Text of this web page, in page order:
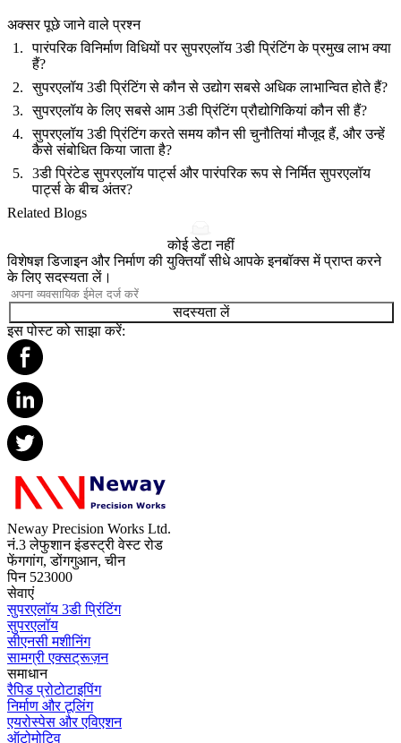
अक्सर पूछे जाने वाले प्रश्न
पारंपरिक विनिर्माण विधियों पर सुपरएलॉय 3डी प्रिंटिंग के प्रमुख लाभ क्या
हैं?
सुपरएलॉय 3डी प्रिंटिंग से कौन से उद्योग सबसे अधिक लाभान्वित होते हैं?
सुपरएलॉय के लिए सबसे आम 3डी प्रिंटिंग प्रौद्योगिकियां कौन सी हैं?
सुपरएलॉय 3डी प्रिंटिंग करते समय कौन सी चुनौतियां मौजूद हैं, और उन्हें
कैसे संबोधित किया जाता है?
3डी प्रिंटेड सुपरएलॉय पार्ट्स और पारंपरिक रूप से निर्मित सुपरएलॉय
पार्ट्स के बीच अंतर?
Related Blogs
कोई डेटा नहीं
विशेषज्ञ डिजाइन और निर्माण की युक्तियाँ सीधे आपके इनबॉक्स में प्राप्त करने
के लिए सदस्यता लें।
सदस्यता लें
इस पोस्ट को साझा करें:
Neway Precision Works Ltd.
नं.3 लेफुशान इंडस्ट्री वेस्ट रोड
फेंगगांग, डोंगगुआन, चीन
पिन 523000
सेवाएं
सुपरएलॉय 3डी प्रिंटिंग
सुपरएलॉय
सीएनसी मशीनिंग
सामग्री एक्सट्रूज़न
समाधान
रैपिड प्रोटोटाइपिंग
निर्माण और टूलिंग
एयरोस्पेस और एविएशन
ऑटोमोटिव